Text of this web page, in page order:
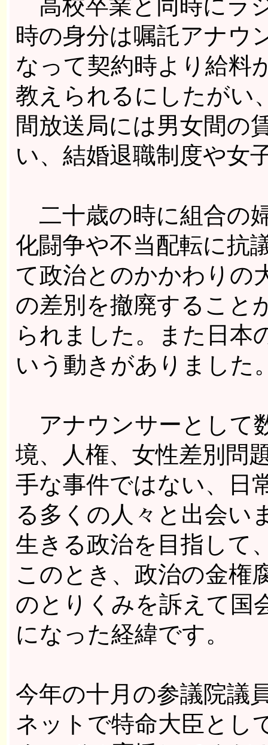
高校卒業と同時にラ
時の身分は嘱託アナウ
なって契約時より給料
教えられるにしたがい
間放送局には男女間の
い、結婚退職制度や女
二十歳の時に組合の
化闘争や不当配転に抗
て政治とのかかわりの
の差別を撤廃すること
られました。また日本
いう動きがありました
アナウンサーとして
境、人権、女性差別問
手な事件ではない、日
る多くの人々と出会い
生きる政治を目指して
このとき、政治の金権
のとりくみを訴えて国
になった経緯です。
今年の十月の参議院議
ネットで特命大臣とし